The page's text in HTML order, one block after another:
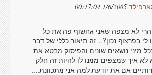
1/6/2005 00:17:04
לא מצפה שאני אחשוף פה את כל
בפרצוף נכון?.. זה תיאור כללי של דבר
מיני נושאים שונים והפיסוק מבטא את
לא איך שמצפים ממנו לו להיות זה חלק
אם את יודעת למה אני מתכוונת....